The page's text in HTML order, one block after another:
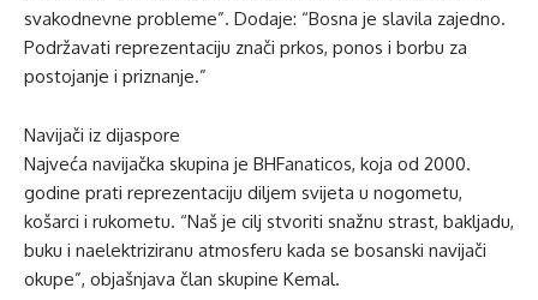
svakodnevne probleme”. Dodaje: “Bosna je slavila zajedno.
Podržavati reprezentaciju znači prkos, ponos i borbu za
postojanje i priznanje.”
Navijači iz dijaspore
Najveća navijačka skupina je BHFanaticos, koja od 2000.
godine prati reprezentaciju diljem svijeta u nogometu,
košarci i rukometu. “Naš je cilj stvoriti snažnu strast, bakljadu,
buku i naelektriziranu atmosferu kada se bosanski navijači
okupe”, objašnjava član skupine Kemal.